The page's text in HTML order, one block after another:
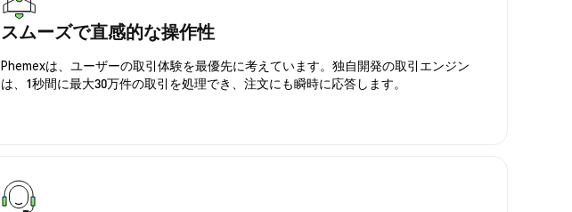
スムーズで直感的な操作性
Phemexは、ユーザーの取引体験を最優先に考えています。独自開発の取引エンジン
は、1秒間に最大30万件の取引を処理でき、注文にも瞬時に応答します。